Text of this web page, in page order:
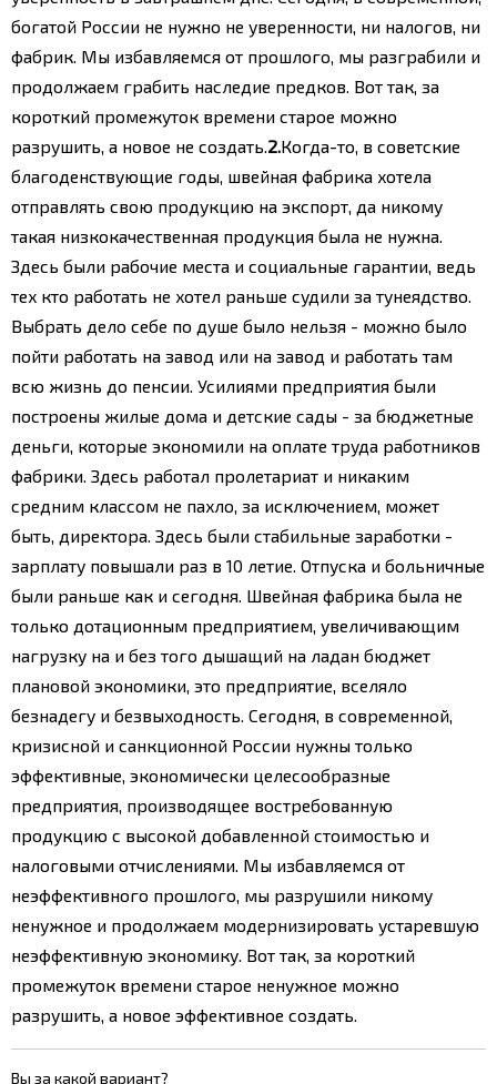
богатой России не нужно не уверенности, ни налогов, ни
фабрик. Мы избавляемся от прошлого, мы разграбили и
продолжаем грабить наследие предков. Вот так, за
короткий промежуток времени старое можно
разрушить, а новое не создать. 2.Когда-то, в советские
благоденствующие годы, швейная фабрика хотела
отправлять свою продукцию на экспорт, да никому
такая низкокачественная продукция была не нужна.
Здесь были рабочие места и социальные гарантии, ведь
тех кто работать не хотел раньше судили за тунеядство.
Выбрать дело себе по душе было нельзя - можно было
пойти работать на завод или на завод и работать там
всю жизнь до пенсии. Усилиями предприятия были
построены жилые дома и детские сады - за бюджетные
деньги, которые экономили на оплате труда работников
фабрики. Здесь работал пролетариат и никаким
средним классом не пахло, за исключением, может
быть, директора. Здесь были стабильные заработки -
зарплату повышали раз в 10 летие. Отпуска и больничные
были раньше как и сегодня. Швейная фабрика была не
только дотационным предприятием, увеличивающим
нагрузку на и без того дышащий на ладан бюджет
плановой экономики, это предприятие, вселяло
безнадегу и безвыходность. Сегодня, в современной,
кризисной и санкционной России нужны только
эффективные, экономически целесообразные
предприятия, производящее востребованную
продукцию с высокой добавленной стоимостью и
налоговыми отчислениями. Мы избавляемся от
неэффективного прошлого, мы разрушили никому
ненужное и продолжаем модернизировать устаревшую
неэффективную экономику. Вот так, за короткий
промежуток времени старое ненужное можно
разрушить, а новое эффективное создать.
Вы за какой вариант?